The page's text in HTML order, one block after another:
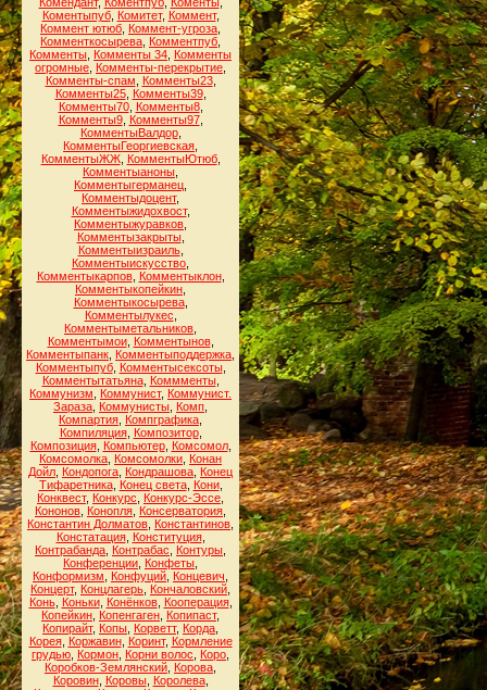
Коментыпуб, Комитет, Коммент,
Коммент ютюб Коммент-угроза
Комменткосырева Комментпуб
Комменты Комменты 34 Комменты
огромные Комменты-перекрытие
Комменты-спам
Комменты23,
Комменты25, Комменты39,
Комменты70, Комменты8,
Комменты9, Комменты97,
КомментыВалдор,
КомментыГеоргиевская
КомментыЖЖ, КомментыЮтюб,
Комментыаноны
Комментыгерманец
Комментыдоцент,
Комментыжидохвост,
Комментыжуравков
Комментызакрыты,
Комментыизраиль,
Комментыискусство
Комментыкарпов, Комментыклон,
Комментыкопейкин
Комментыкосырева,
Комментылукес
Комментыметальников
Комментымои, Комментынов,
Комментыпанк Комментыподдержка
Комментыпуб, Комментысексоты,
Комментытатьяна, Коммменты,
Коммунизм
Коммунист, Коммунист.
Зараза Коммунисты Комп
Компартия Компграфика
Компиляция, Композитор,
Композиция, Компьютер, Комсомол,
Комсомолка Комсомолки Конан
Дойл Кондопога Кондрашова Конец
Тифаретника, Конец света, Кони,
Конквест, Конкурс Конкурс-Эссе
Кононов Конопля Консерватория
Константин Долматов Константинов
Констатация, Конституция,
Контрабанда Контрабас Контуры
Конференции Конфеты
Конформизм
Конфуций Концевич
Концерт, Концлагерь Кончаловский
Конь, Коньки, Конёнков, Кооперация,
Копейкин Копенгаген Копипаст,
Копирайт, Копы Корветт, Корда
Корея, Коржавин, Коринт, Кормление
грудью Кормон Корни волос Коро
Коробков-Землянский Корова
Коровин, Коровы, Королева,